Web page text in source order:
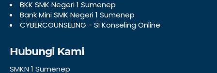
BKK SMK Negeri 1 Sumenep
Bank Mini SMK Negeri 1 Sumenep
CYBERCOUNSELING - SI Konseling Online
Hubungi Kami
SMKN 1 Sumenep